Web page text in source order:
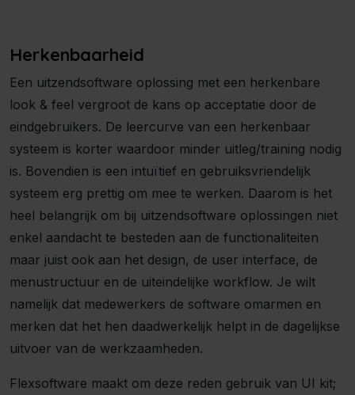
Herkenbaarheid
Een uitzendsoftware oplossing met een herkenbare
look & feel vergroot de kans op acceptatie door de
eindgebruikers. De leercurve van een herkenbaar
systeem is korter waardoor minder uitleg/training nodig
is. Bovendien is een intuïtief en gebruiksvriendelijk
systeem erg prettig om mee te werken. Daarom is het
heel belangrijk om bij uitzendsoftware oplossingen niet
enkel aandacht te besteden aan de functionaliteiten
maar juist ook aan het design, de user interface, de
menustructuur en de uiteindelijke workflow. Je wilt
namelijk dat medewerkers de software omarmen en
merken dat het hen daadwerkelijk helpt in de dagelijkse
uitvoer van de werkzaamheden.
Flexsoftware maakt om deze reden gebruik van UI kit;